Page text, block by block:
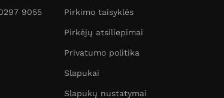
9055 Pirkimo taisyklės
Pirkėjų atsiliepimai
Privatumo politika
Slapukai
Slapukų nustatymai